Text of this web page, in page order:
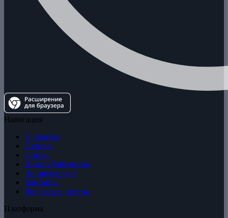
Навигация
О проекте
Отзывы
Статьи
ИнвестДайджесты
Энциклопедия
Контакты
Вопросы и ответы
Платформа